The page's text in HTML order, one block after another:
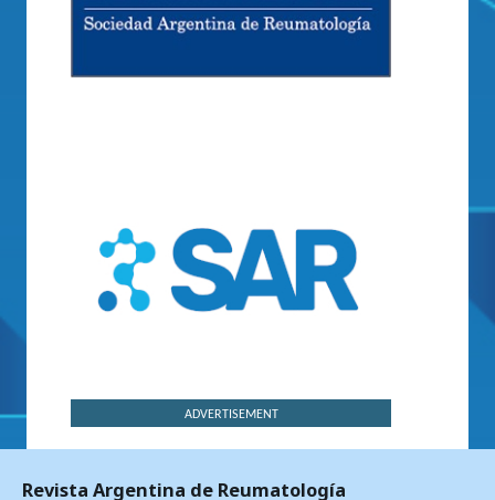
ADVERTISEMENT
Revista Argentina de Reumatología